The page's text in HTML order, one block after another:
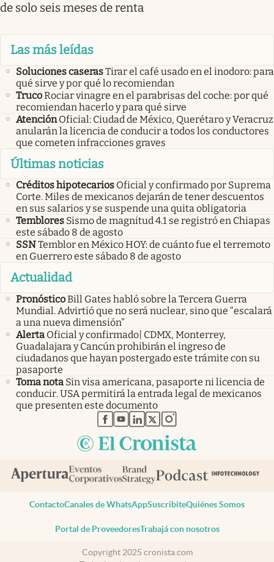
de solo seis meses de renta
Las más leídas
Soluciones caserasTirar el café usado en el inodoro: para
qué sirve y por qué lo recomiendan
TrucoRociar vinagre en el parabrisas del coche: por qué
recomiendan hacerlo y para qué sirve
Atención Oficial: Ciudad de México, Querétaro y Veracruz
anularán la licencia de conducir a todos los conductores
que cometen infracciones graves
Últimas noticias
Créditos hipotecarios Oficial y confirmado por Suprema
Corte. Miles de mexicanos dejarán de tener descuentos
en sus salarios y se suspende una quita obligatoria
Temblores Sismo de magnitud 4.1 se registró en Chiapas
este sábado 8 de agosto
SSNTemblor en México HOY: de cuánto fue el terremoto
en Guerrero este sábado 8 de agosto
Actualidad
PronósticoBill Gates habló sobre la Tercera Guerra
Mundial. Advirtió que no será nuclear, sino que “escalará
a una nueva dimensión”
Alerta Oficial y confirmado| CDMX, Monterrey,
Guadalajara y Cancún prohibirán el ingreso de
ciudadanos que hayan postergado este trámite con su
pasaporte
Toma nota Sin visa americana, pasaporte ni licencia de
conducir. USA permitirá la entrada legal de mexicanos
que presenten este documento
abre en nueva pestaña
abre en nueva pestaña
abre en nueva pestaña
abre en nueva pestaña
abre en nueva pestaña
ContactoCanales de WhatsAppSuscribiteQuiénes Somos
Portal de ProveedoresTrabajá con nosotros
Copyright 2025 cronista.com